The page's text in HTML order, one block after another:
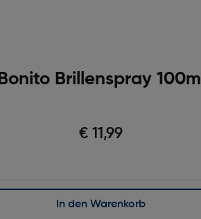
Bonito Brillenspray 100ml
€ 11,99
In den Warenkorb